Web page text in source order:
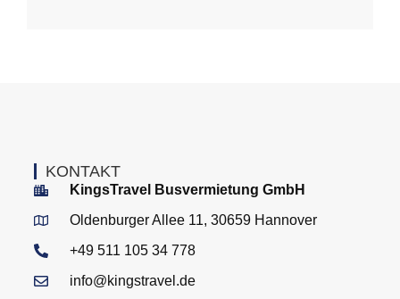
KONTAKT
KingsTravel Busvermietung GmbH
Oldenburger Allee 11, 30659 Hannover
+49 511 105 34 778
info@kingstravel.de